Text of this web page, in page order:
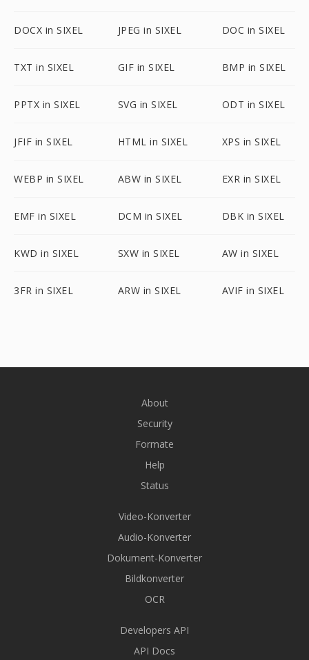
DOCX in SIXEL JPEG in SIXEL DOC in SIXEL
TXT in SIXEL GIF in SIXEL BMP in SIXEL
PPTX in SIXEL SVG in SIXEL ODT in SIXEL
JFIF in SIXEL HTML in SIXEL XPS in SIXEL
WEBP in SIXEL ABW in SIXEL EXR in SIXEL
EMF in SIXEL DCM in SIXEL DBK in SIXEL
KWD in SIXEL SXW in SIXEL AW in SIXEL
3FR in SIXEL ARW in SIXEL AVIF in SIXEL
About
Security
Formate
Help
Status
Video-Konverter
Audio-Konverter
Dokument-Konverter
Bildkonverter
OCR
Developers API
API Docs